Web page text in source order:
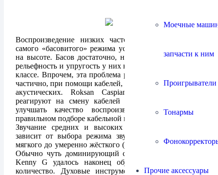
Моечные
запчасти к ним
Тонармы
Прочие аксессуары
Воспроизведение низких частот, даже при выборе
самого «басовитого» режима усилителя, не находится
на высоте. Басов достаточно, но артикулированность,
рельефность и упругость у них не самая выдающаяся в
классе. Впрочем, эта проблема решаема, как минимум
частично, при помощи кабелей, как межблочных, так и
акустических. Roksan Caspian достаточно сильно
реагируют на смену кабелей и могут существенно
улучшать качество воспроизведения музыки при
правильном подборе кабельной продукции.
Звучание средних и высоких частот также сильно
зависит от выбора режима звучания, и меняется от
мягкого до умеренно жёсткого (но без звона в верхах).
Обычно чуть доминирующий средний бас в записях
Kenny G удалось наконец обуздать, уменьшив его
количество. Духовые инструменты сохраняют свой